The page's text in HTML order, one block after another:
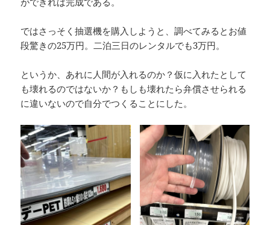
ではさっそく抽選機を購入しようと、調べてみるとお値
段驚きの25万円。二泊三日のレンタルでも3万円。
というか、あれに人間が入れるのか？仮に入れたとして
も壊れるのではないか？もしも壊れたら弁償させられる
に違いないので自分でつくることにした。